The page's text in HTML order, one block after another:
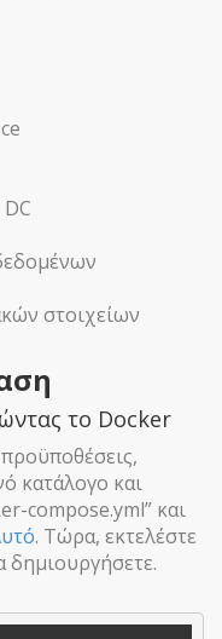
στοιχείων
το Docker
κατάλογο και
compose.yml” και
. Τώρα, εκτελέστε
δημιουργήσετε.